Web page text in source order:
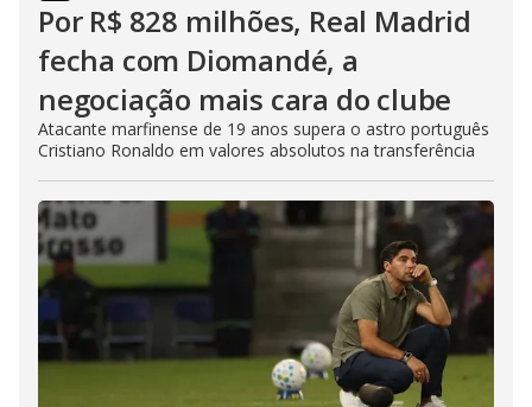
Por R$ 828 milhões, Real Madrid
fecha com Diomandé, a
negociação mais cara do clube
Atacante marfinense de 19 anos supera o astro português
Cristiano Ronaldo em valores absolutos na transferência